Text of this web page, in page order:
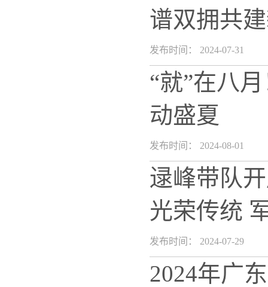
谱双拥共
发布时间： 2024-07-31
“就”在八
动盛夏
发布时间： 2024-08-01
逯峰带队
光荣传统
发布时间： 2024-07-29
2024年广